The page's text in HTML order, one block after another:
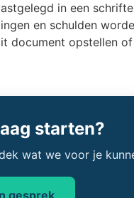
in een
en schulden
document opstellen
starten?
wat we voor je
gesprek